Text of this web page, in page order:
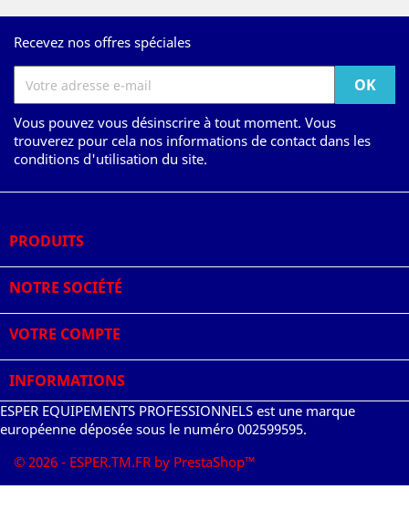
Recevez nos offres spéciales
Vous pouvez vous désinscrire à tout moment. Vous
trouverez pour cela nos informations de contact dans les
conditions d'utilisation du site.
PRODUITS
NOTRE SOCIÉTÉ
VOTRE COMPTE
INFORMATIONS
ESPER EQUIPEMENTS PROFESSIONNELS est une marque
européenne déposée sous le numéro 002599595.
© 2026 - ESPER.TM.FR by PrestaShop™